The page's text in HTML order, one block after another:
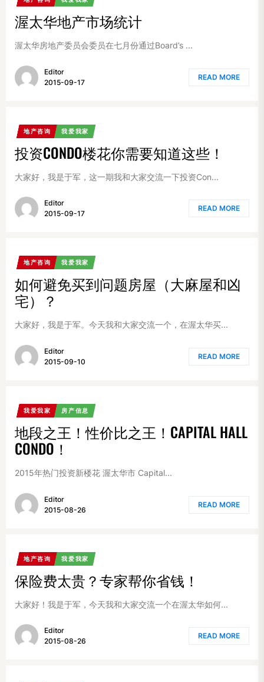
渥太华地产市场统计
渥太华房地产委员会委员在七月份通过Board’s ...
Editor
2015-09-17
READ MORE
地产咨询 我爱我家
投资CONDO楼花你需要知道这些！
大家好，我是于军，这一期我和大家交流一下投资Con...
Editor
2015-09-17
READ MORE
地产咨询 我爱我家
如何避免买到问题房屋（大麻屋和凶
宅）？
大家好，我是于军。今天我和大家交流一个，在渥太华买...
Editor
2015-09-10
READ MORE
我爱我家 房产信息
地段之王！性价比之王！CAPITAL HALL
CONDO！
2015年热门投资新楼花 渥太华市 Capital...
Editor
2015-08-26
READ MORE
地产咨询 我爱我家
保险费太贵？专家帮你省钱！
大家好！我是于军，今天我和大家交流一个在渥太华如何...
Editor
2015-08-26
READ MORE